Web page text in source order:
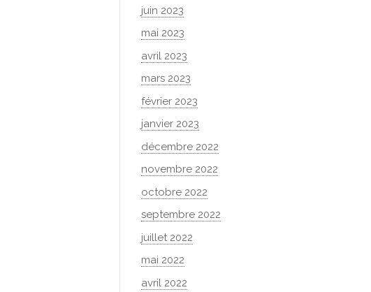
juin 2023
mai 2023
avril 2023
mars 2023
février 2023
janvier 2023
décembre 2022
novembre 2022
octobre 2022
septembre 2022
juillet 2022
mai 2022
avril 2022